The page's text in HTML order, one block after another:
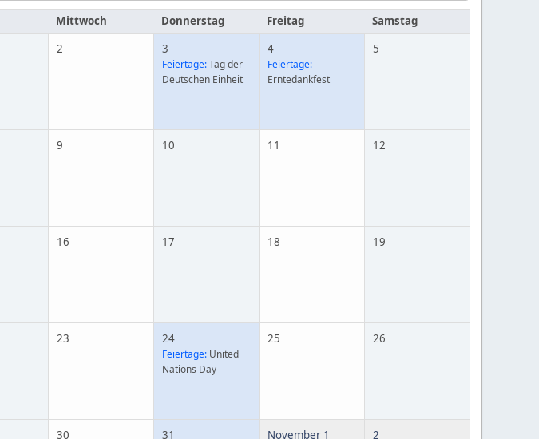
Mittwoch Donnerstag Freitag Samstag
2 3
Feiertage:Tag der
Deutschen Einheit
4
Feiertage:
Erntedankfest
5
9 10 11 12
16 17 18 19
23 24
Feiertage: United
Nations Day
25 26
30 31 November 1 2